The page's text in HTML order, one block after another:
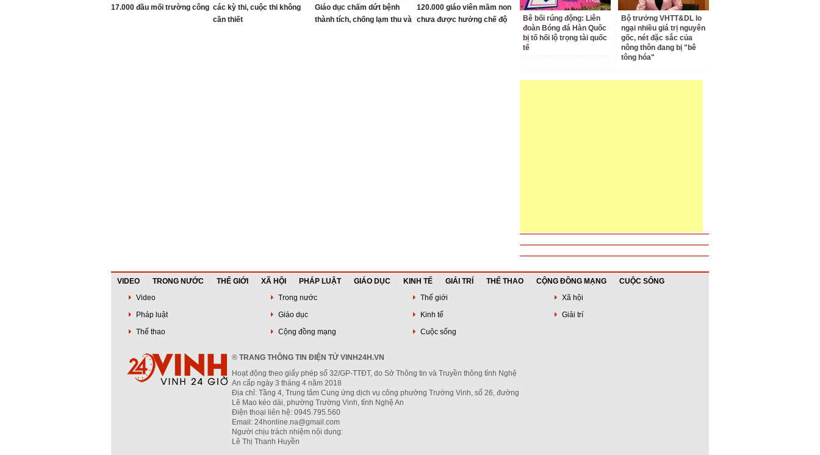
17.000 đầu mối trường công các kỳ thi, cuộc thi không
cần thiết
Giáo dục chấm dứt bệnh
thành tích, chống lạm thu và
120.000 giáo viên mầm non
chưa được hưởng chế độ
Bê bối rúng động: Liên
đoàn Bóng đá Hàn Quốc
bị tố hối lộ trọng tài quốc
tế
Bộ trưởng VHTT&DL lo
ngại nhiều giá trị nguyên
gốc, nét đặc sắc của
nông thôn đang bị "bê
tông hóa"
VIDEO TRONG NƯỚC THẾ GIỚI XÃ HỘI PHÁP LUẬT GIÁO DỤC KINH TẾ GIẢI TRÍ THỂ THAO CỘNG ĐỒNG MẠNG
CUỘC SỐNG
Video
Trong nước Thế giới
Xã hội
Pháp luật
Giáo dục Kinh tế
Giải trí
Thể thao
Cộng đồng mạng Cuộc sống
® TRANG THÔNG TIN ĐIỆN TỬ VINH24H.VN
Hoạt động theo giấy phép số 32/GP-TTĐT, do Sở Thông tin và Truyền thông tỉnh Nghệ
An cấp ngày 3 tháng 4 năm 2018
Địa chỉ: Tầng 4, Trung tâm Cung ứng dịch vụ công phường Trường Vinh, số 26, đường
Lê Mao kéo dài, phường Trường Vinh, tỉnh Nghệ An
Điện thoại liên hệ: 0945.795.560
Email: 24honline.na@gmail.com
Người chịu trách nhiệm nội dung:
Lê Thị Thanh Huyền